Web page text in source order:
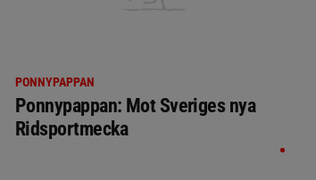
PONNYPAPPAN
Ponnypappan: Mot Sveriges nya
Ridsportmecka